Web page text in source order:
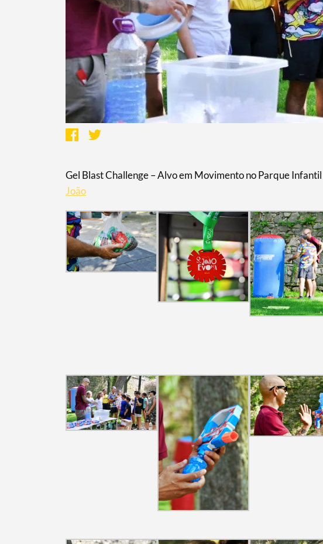
Termo de Pesquisa
Categorias gerais
Gel Blast Challenge – Alvo em Movimento no Parque
João